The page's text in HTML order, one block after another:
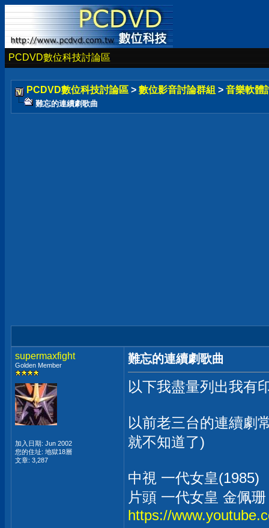
PCDVD數位科技討論區
PCDVD數位科技討論區 > 數位影音討論群組 > 音樂軟體
難忘的連續劇歌曲
supermaxfight
Golden Member
加入日期: Jun 2002
您的住址: 地獄18層
文章: 3,287
難忘的連續劇歌曲
以下我盡量列出我有
以前老三台的連續劇
就不知道了)
中視 一代女皇(1985)
片頭 一代女皇 金佩珊
https://